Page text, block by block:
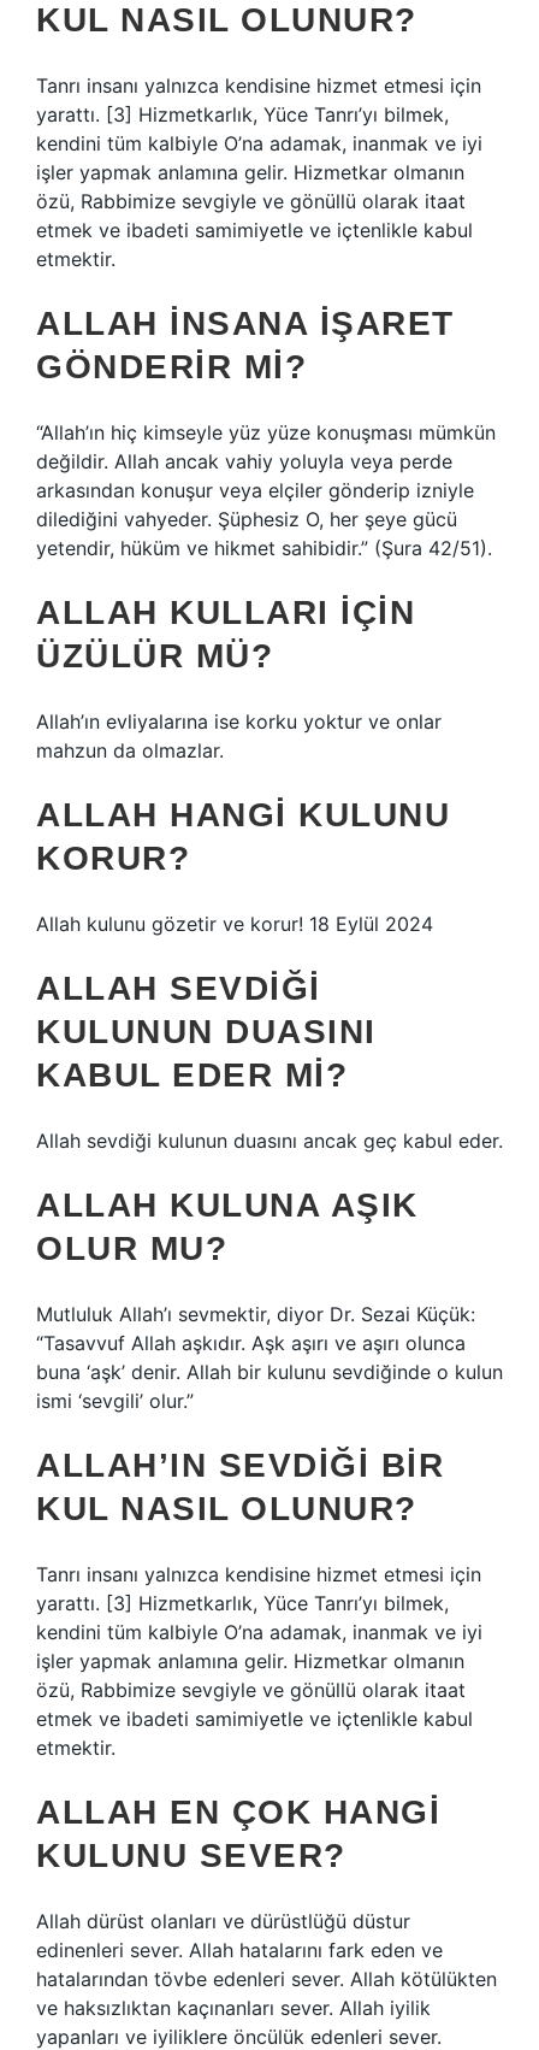
KUL NASIL OLUNUR?
Tanrı insanı yalnızca kendisine hizmet etmesi için
yarattı. [3] Hizmetkarlık, Yüce Tanrı’yı ​​bilmek,
kendini tüm kalbiyle O’na adamak, inanmak ve iyi
işler yapmak anlamına gelir. Hizmetkar olmanın
özü, Rabbimize sevgiyle ve gönüllü olarak itaat
etmek ve ibadeti samimiyetle ve içtenlikle kabul
etmektir.
ALLAH INSANA IŞARET
GÖNDERIR MI?
“Allah’ın hiç kimseyle yüz yüze konuşması mümkün
değildir. Allah ancak vahiy yoluyla veya perde
arkasından konuşur veya elçiler gönderip izniyle
dilediğini vahyeder. Şüphesiz O, her şeye gücü
yetendir, hüküm ve hikmet sahibidir.” (Şura 42/51).
ALLAH KULLARI IÇIN
ÜZÜLÜR MÜ?
Allah’ın evliyalarına ise korku yoktur ve onlar
mahzun da olmazlar.
ALLAH HANGI KULUNU
KORUR?
Allah kulunu gözetir ve korur! 18 Eylül 2024
ALLAH SEVDIĞI
KULUNUN DUASINI
KABUL EDER MI?
Allah sevdiği kulunun duasını ancak geç kabul eder.
ALLAH KULUNA AŞIK
OLUR MU?
Mutluluk Allah’ı sevmektir, diyor Dr. Sezai Küçük:
“Tasavvuf Allah aşkıdır. Aşk aşırı ve aşırı olunca
buna ‘aşk’ denir. Allah bir kulunu sevdiğinde o kulun
ismi ‘sevgili’ olur.”
ALLAH’IN SEVDIĞI BIR
KUL NASIL OLUNUR?
Tanrı insanı yalnızca kendisine hizmet etmesi için
yarattı. [3] Hizmetkarlık, Yüce Tanrı’yı ​​bilmek,
kendini tüm kalbiyle O’na adamak, inanmak ve iyi
işler yapmak anlamına gelir. Hizmetkar olmanın
özü, Rabbimize sevgiyle ve gönüllü olarak itaat
etmek ve ibadeti samimiyetle ve içtenlikle kabul
etmektir.
ALLAH EN ÇOK HANGI
KULUNU SEVER?
Allah dürüst olanları ve dürüstlüğü düstur
edinenleri sever. Allah hatalarını fark eden ve
hatalarından tövbe edenleri sever. Allah kötülükten
ve haksızlıktan kaçınanları sever. Allah iyilik
yapanları ve iyiliklere öncülük edenleri sever.